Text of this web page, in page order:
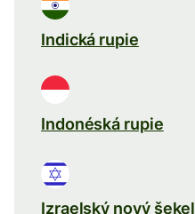
Indická rupie
Indonéská rupie
Izraelský nový šekel